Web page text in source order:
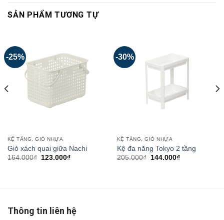
SẢN PHẨM TƯƠNG TỰ
-25%
KỆ TẦNG, GIỎ NHỰA
Giỏ xách quai giữa Nachi
164.000₫ 123.000₫
-30%
KỆ TẦNG, GIỎ NHỰA
Kệ đa năng Tokyo 2 tầng
205.000₫ 144.000₫
Thông tin liên hệ